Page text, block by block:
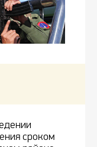
сроком